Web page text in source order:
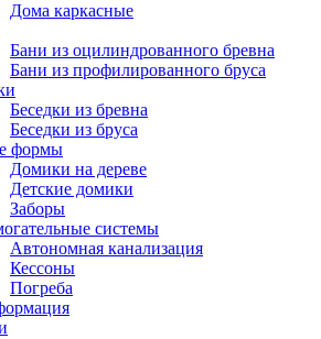
Дома каркасные
Бани из оцилиндрованного бревна
Бани из профилированного бруса
Беседки из бревна
Беседки из бруса
формы
Домики на дереве
Детские домики
Заборы
системы
Автономная канализация
Кессоны
Погреба